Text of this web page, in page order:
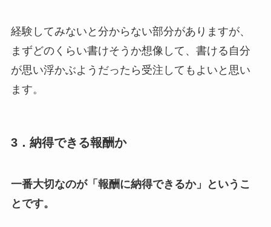
経験してみないと分からない部分がありますが、
まずどのくらい書けそうか想像して、書ける自分
が思い浮かぶようだったら受注してもよいと思い
ます。
3．納得できる報酬か
一番大切なのが「報酬に納得できるか」というこ
とです。